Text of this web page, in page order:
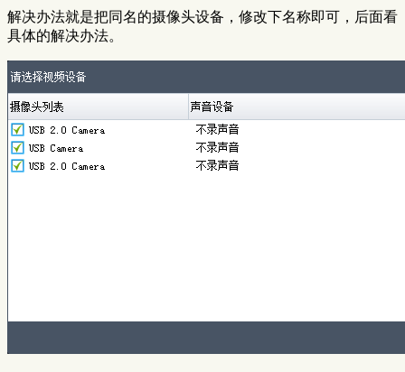
解决办法就是把同名的摄像头设备，修改下名称即可，后面看
具体的解决办法。